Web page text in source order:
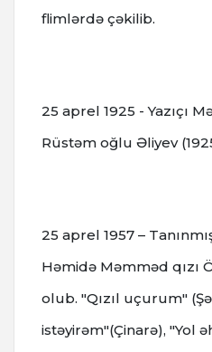
flimlərdə çəkilib.
25 aprel 1925 - Yazıçı
Rüstəm oğlu Əliyev
25 aprel 1957 –
Həmidə Məmməd qızı
olub. "Qızıl uçurum"
istəyirəm"(Çinarə), "Yol